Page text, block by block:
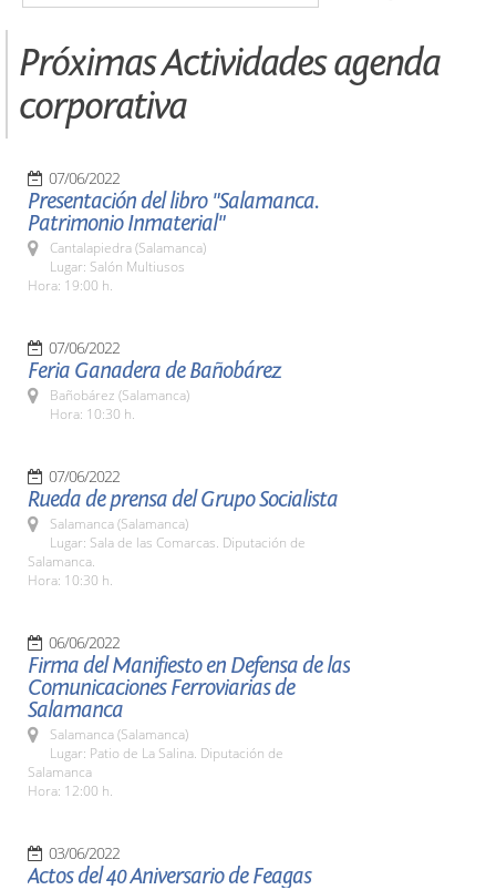
Próximas Actividades agenda
corporativa
07/06/2022
Presentación del libro "Salamanca.
Patrimonio Inmaterial"
Cantalapiedra (Salamanca)
Lugar: Salón Multiusos
Hora: 19:00 h.
07/06/2022
Feria Ganadera de Bañobárez
Bañobárez (Salamanca)
Hora: 10:30 h.
07/06/2022
Rueda de prensa del Grupo Socialista
Salamanca (Salamanca)
Lugar: Sala de las Comarcas. Diputación de
Salamanca.
Hora: 10:30 h.
06/06/2022
Firma del Manifiesto en Defensa de las
Comunicaciones Ferroviarias de
Salamanca
Salamanca (Salamanca)
Lugar: Patio de La Salina. Diputación de
Salamanca
Hora: 12:00 h.
03/06/2022
Actos del 40 Aniversario de Feagas